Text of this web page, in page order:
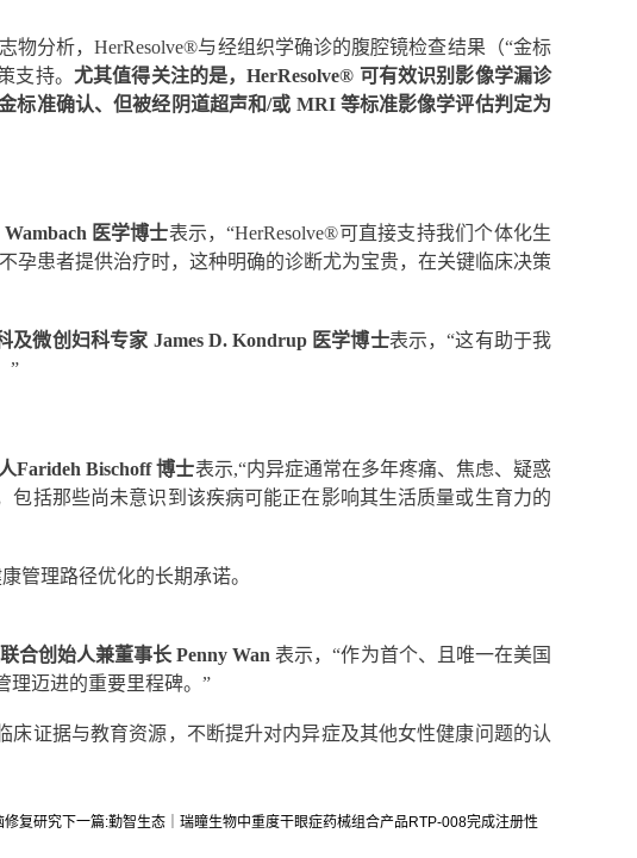
分析，HerResolve®与经组织学确诊的腹腔镜检查结果（“金标
支持。 尤其值得关注的是，HerResolve® 可有效识别影像学漏诊
标准确认、但被经阴道超声和/或 MRI 等标准影像学评估判定为
医学博士表示，“HerResolve®可直接支持我们个体化生
孕患者提供治疗时，这种明确的诊断尤为宝贵，在关键临床决策
及微创妇科专家 James D. Kondrup 医学博士表示，“这有助于我
”
Farideh Bischoff 博士表示,“内异症通常在多年疼痛、焦虑、疑惑
括那些尚未意识到该疾病可能正在影响其生活质量或生育力的
管理路径优化的长期承诺。
合创始人兼董事长 Penny Wan表示，“作为首个、且唯一在美国
理迈进的重要里程碑。”
证据与教育资源，不断提升对内异症及其他女性健康问题的认
修复研究下一篇:勤智生态｜瑞瞳生物中重度干眼症药械组合产品RTP-008完成注册性